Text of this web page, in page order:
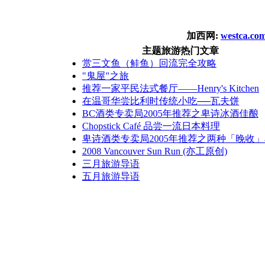
加西网:
主题旅游热门文章
赏三文鱼（鲑鱼）回流完全攻略
"鬼屋"之旅
推荐一家平民法式餐厅――Henry's Kitchen
在温哥华尝比利时传统小吃──瓦夫饼
BC酒类专卖局2005年推荐之卑诗冰酒佳酿
Chopstick Café 品尝一流日本料理
卑诗酒类专卖局2005年推荐之两种「晚收
2008 Vancouver Sun Run (亦工原创)
三月旅游导语
五月旅游导语